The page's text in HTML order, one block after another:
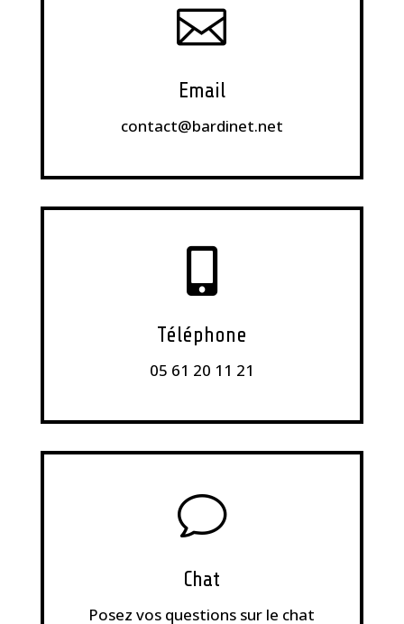

Email
contact@bardinet.net

Téléphone
05 61 20 11 21
v
Chat
Posez vos questions sur le chat